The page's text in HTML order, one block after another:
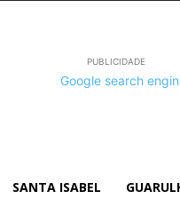
PUBLICIDADE
SANTA ISABEL